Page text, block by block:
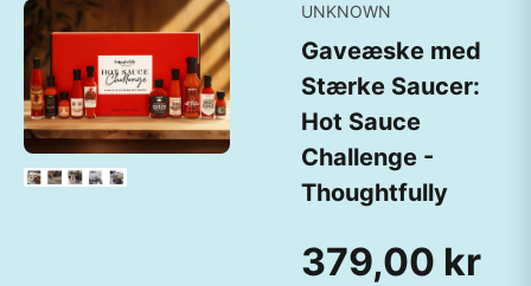
UNKNOWN
Gaveæske med
Stærke Saucer:
Hot Sauce
Challenge -
Thoughtfully
379,00 kr